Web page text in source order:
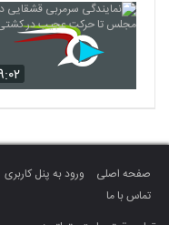
صفحه اصلی ورود به پنل کاربری
تماس با ما